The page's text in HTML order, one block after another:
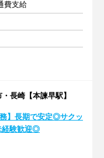
費支給
長崎【本諫早駅】
務】長期で安定◎サクッ
経験歓迎◎